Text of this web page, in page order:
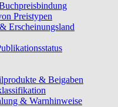
Preistypen
Erscheinungsland
& Beigaben
& Warnhinweise